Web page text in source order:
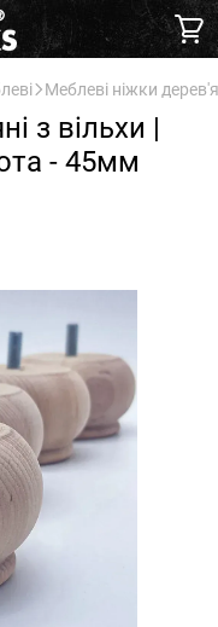
Меблеві ніжки
з вільхи |
- 45мм